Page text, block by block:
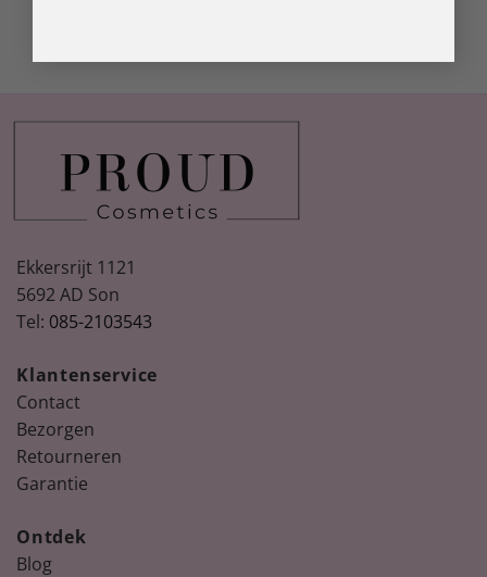
Ekkersrijt 1121
5692 AD Son
Tel: 085-2103543
Klantenservice
Contact
Bezorgen
Retourneren
Garantie
Ontdek
Blog